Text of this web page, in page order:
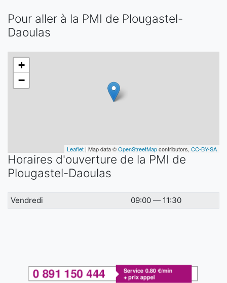
Pour aller à la PMI de Plougastel-
Daoulas
+
−
Leaflet | Map data ©OpenStreetMapcontributors, CC-BY-SA
Horaires d'ouverture de la PMI de
Plougastel-Daoulas
Vendredi 09:00 — 11:30